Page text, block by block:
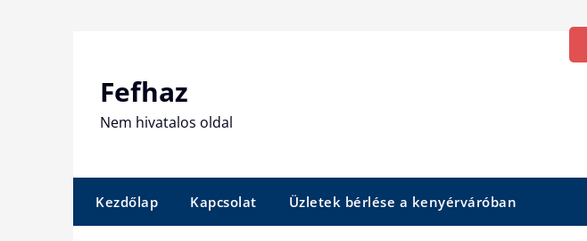
Fefhaz
Nem hivatalos oldal
Kezdőlap Kapcsolat Üzletek bérlése a kenyérváróban